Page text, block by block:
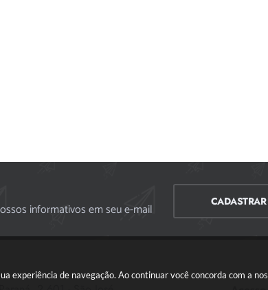
experiência de navegação. Ao continuar você concorda com a
informativos em seu e-mail CADASTRAR